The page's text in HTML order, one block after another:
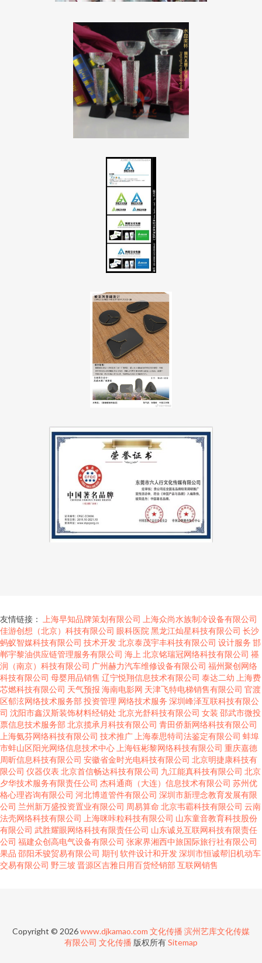
友情链接： 上海早知品牌策划有限公司
上海众尚水族制冷设备有限公司
佳游创想（北京）科技有限公司 眼科医院 黑龙江灿星科技有限公司 长沙
蚂蚁智媒科技有限公司 技术开发北京泰茂宇丰科技有限公司 设计服务 邯
郸宇黎油供应链管理服务有限公司 海上 北京铭瑞冠网络科技有限公司 禥
润（南京）科技有限公司 广州赫力汽车维修设备有限公司 福州聚创网络
科技有限公司 母婴用品销售 辽宁悦翔信息技术有限公司 泰达二幼 上海费
芯燃科技有限公司 天气预报 海南电影网 天津飞特电梯销售有限公司 官渡
区郁泫网络技术服务部 投资管理 网络技术服务 深圳峰泽互联科技有限公
司 沈阳市鑫汉斯装饰材料经销处 北京光舒科技有限公司 女装 邵武市微投
票信息技术服务部 北京揽承月科技有限公司 青田侨新网络科技有限公司
上海氨芬网络科技有限公司 技术推广 上海泰思特司法鉴定有限公司 蚌埠
市蚌山区阳光网络信息技术中心 上海钰彬黎网络科技有限公司 重庆嘉德
周昕信息科技有限公司 安徽省金时光电科技有限公司 北京明捷康科技有
限公司 仪器仪表 北京首信畅达科技有限公司 九江能真科技有限公司 北京
夕华技术服务有限责任公司 杰科通商（大连）信息技术有限公司 苏州优
格心理咨询有限公司 河北博道管件有限公司 深圳市新理念教育发展有限
公司 兰州新万盛投资置业有限公司 周易算命 北京韦霸科技有限公司 云南
法壳网络科技有限公司
上海咪咔粒科技有限公司 山东童音教育科技股份
有限公司 武胜耀眼网络科技有限责任公司 山东诚兑互联网科技有限责任
公司 福建众创高电气设备有限公司 张家界湘西中旅国际旅行社有限公司
果品 邵阳禾骏贸易有限公司 期刊 软件设计和开发深圳市恒诚帮旧机动车
交易有限公司 野三坡 晋源区吉雅日用百货经销部 互联网销售
Copyright © 2026www.djkamao.com 文化传播 滨州艺库文化传媒
有限公司 文化传播 版权所有Sitemap